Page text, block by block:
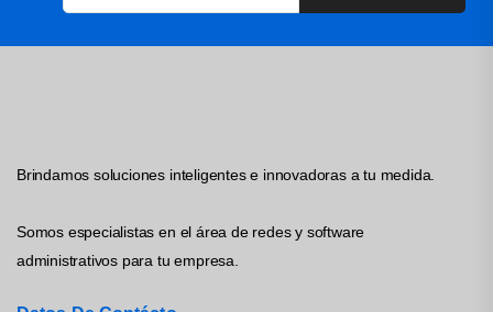
Brindamos soluciones inteligentes e innovadoras a tu medida.
Somos especialistas en el área de redes y software
administrativos para tu empresa.